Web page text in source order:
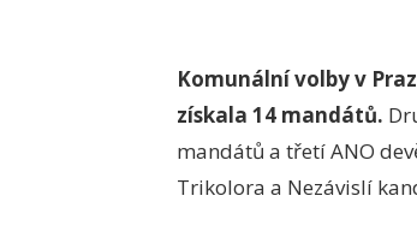
Komunální volby v
získala 14 mandátů.
mandátů a třetí ANO
Trikolora a Nezávislí